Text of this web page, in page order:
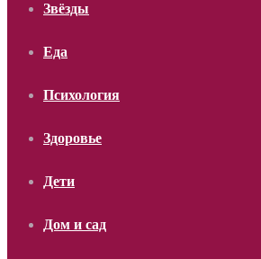
Звёзды
Еда
Психология
Здоровье
Дети
Дом и сад